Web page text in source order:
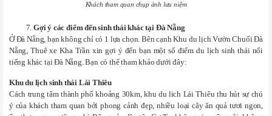
Khách tham quan chụp ảnh lưu niệm
Gợi ý các điểm đến sinh thái khác tại Đà Nẵng
Ở Đà Nẵng, bạn không chỉ có 1 lựa chọn. Bên cạnh Khu du lịch Vườn Chuối Đà
Nẵng, Thuê xe Kha Trần xin gợi ý đến bạn một số điểm du lịch sinh thái nổi
tiếng khác tại Đà Nẵng. Bạn có thể tham khảo dưới đây:
Khu du lịch sinh thái Lái Thiêu
Cách trung tâm thành phố khoảng 30km, khu du lich Lái Thiêu thu hút sự chú
ý của khách tham quan bởi phong cảnh đẹp, nhiều loại cây ăn quả tươi ngon,